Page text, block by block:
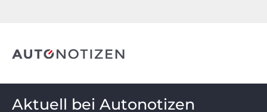
Aktuell bei Autonotizen